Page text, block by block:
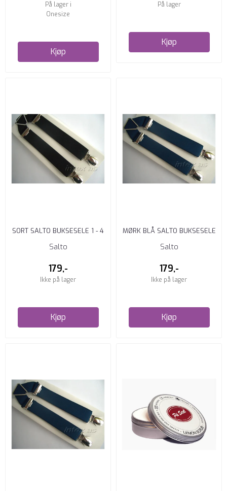
På lager i
Onesize
Kjøp
På lager
Kjøp
SORT SALTO BUKSESELE 1 - 4
ÅR
Salto
179,-
Ikke på lager
Kjøp
MØRK BLÅ SALTO BUKSESELE
1-4 ÅR
Salto
179,-
Ikke på lager
Kjøp